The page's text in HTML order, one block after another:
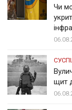
Чи
щит